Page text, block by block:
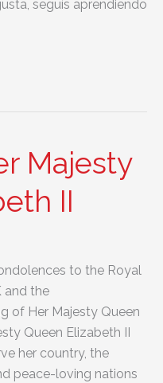
seguís aprendiendo
Majesty
II
to the Royal
and the
of Her Majesty Queen
Queen Elizabeth II
her country, the
peace-loving nations